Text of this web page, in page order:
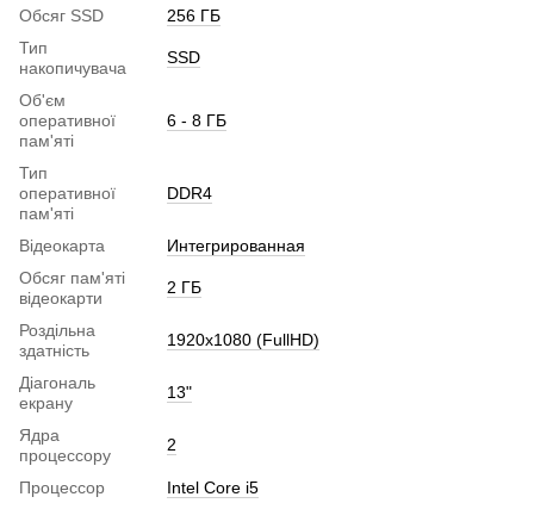
Обсяг SSD
256 ГБ
Тип
накопичувача
SSD
Об'єм
оперативної
пам'яті
6 - 8 ГБ
Тип
оперативної
пам'яті
DDR4
Відеокарта
Интегрированная
Обсяг пам'яті
відеокарти
2 ГБ
Роздільна
здатність
1920x1080 (FullHD)
Діагональ
екрану
13"
Ядра
процессору
2
Процессор Intel Core i5